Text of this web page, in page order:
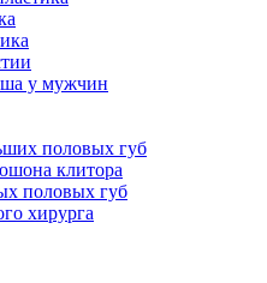
у мужчин
половых губ
клитора
половых губ
хирурга